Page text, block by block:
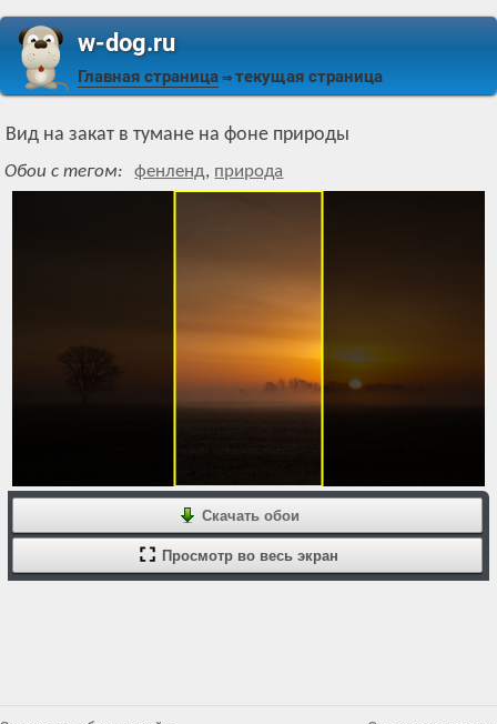
w-dog.ru
Главная страница ⇒ текущая страница
Вид на закат в тумане на фоне природы
Обои с тегом: фенленд, природа
Скачать обои
Просмотр во весь экран